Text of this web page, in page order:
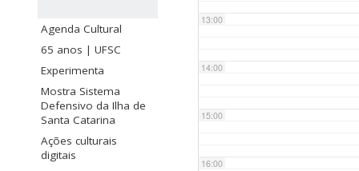
Agenda Cultural
65 anos | UFSC
Experimenta
Mostra Sistema
Defensivo da Ilha de
Santa Catarina
Ações culturais
digitais
13:00
14:00
15:00
16:00